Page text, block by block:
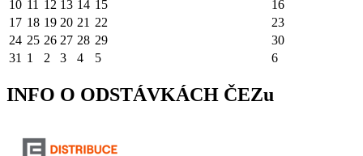
10 11 12 13 14 15
16
17 18 19 20 21 22
23
24 25 26 27 28 29
30
31 1 2 3 4 5 6
INFO O ODSTÁVKÁCH ČEZu